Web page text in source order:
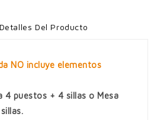
Detalles Del Producto
NO incluye elementos
4 puestos + 4 sillas o Mesa